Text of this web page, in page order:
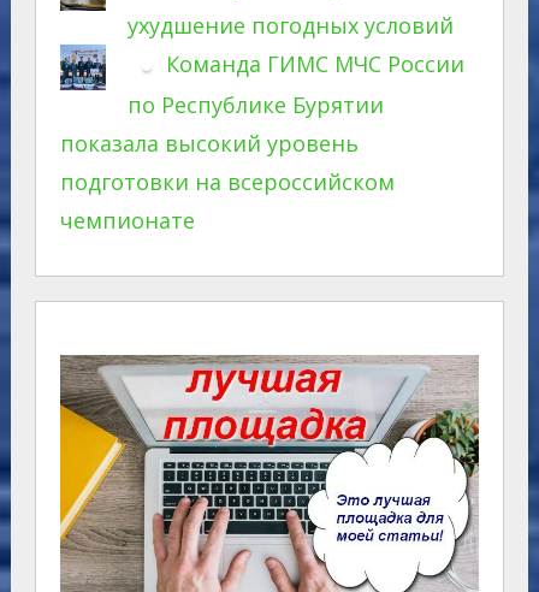
ухудшение погодных условий
Команда ГИМС МЧС России
по Республике Бурятии
показала высокий уровень
подготовки на всероссийском
чемпионате